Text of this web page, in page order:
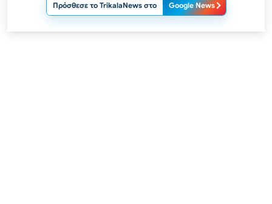
Πρόσθεσε το TrikalaNews στο Google News